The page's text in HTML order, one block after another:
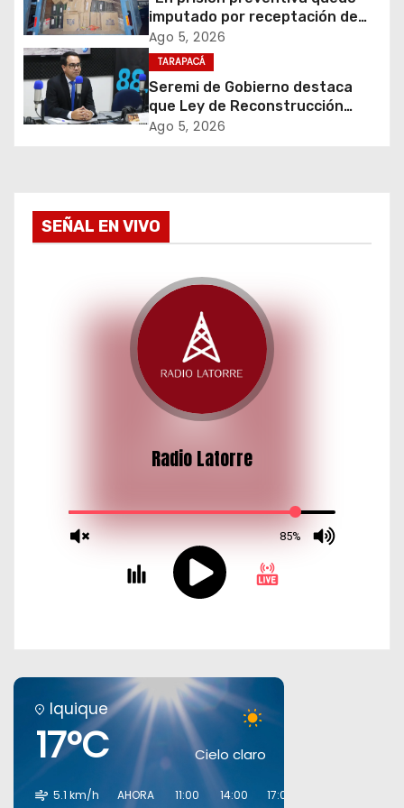
e
e
n
a
imputado por receptación de
cigarrillos avaluados en $1.600
millones*
Ago 5, 2026
TARAPACÁ
Seremi de Gobierno destaca
que Ley de Reconstrucción
Nacional impulsará la inversión
Ago 5, 2026
SEÑAL EN VIVO
Iquique
17°C Cielo claro
5.1 km/h
AHORA 11:00 14:00 17:00